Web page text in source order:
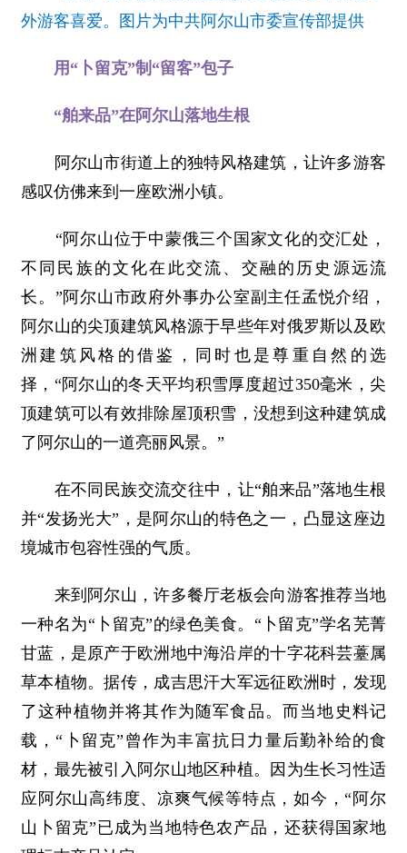
外游客喜爱。图片为中共阿尔山市委宣传部提供
用“卜留克”制“留客”包子
“舶来品”在阿尔山落地生根
阿尔山市街道上的独特风格建筑，让许多游客
感叹仿佛来到一座欧洲小镇。
“阿尔山位于中蒙俄三个国家文化的交汇处，
不同民族的文化在此交流、交融的历史源远流
长。”阿尔山市政府外事办公室副主任孟悦介绍，
阿尔山的尖顶建筑风格源于早些年对俄罗斯以及欧
洲建筑风格的借鉴，同时也是尊重自然的选
择，“阿尔山的冬天平均积雪厚度超过350毫米，尖
顶建筑可以有效排除屋顶积雪，没想到这种建筑成
了阿尔山的一道亮丽风景。”
在不同民族交流交往中，让“舶来品”落地生根
并“发扬光大”，是阿尔山的特色之一，凸显这座边
境城市包容性强的气质。
来到阿尔山，许多餐厅老板会向游客推荐当地
一种名为“卜留克”的绿色美食。“卜留克”学名芜菁
甘蓝，是原产于欧洲地中海沿岸的十字花科芸薹属
草本植物。据传，成吉思汗大军远征欧洲时，发现
了这种植物并将其作为随军食品。而当地史料记
载，“卜留克”曾作为丰富抗日力量后勤补给的食
材，最先被引入阿尔山地区种植。因为生长习性适
应阿尔山高纬度、凉爽气候等特点，如今，“阿尔
山卜留克”已成为当地特色农产品，还获得国家地